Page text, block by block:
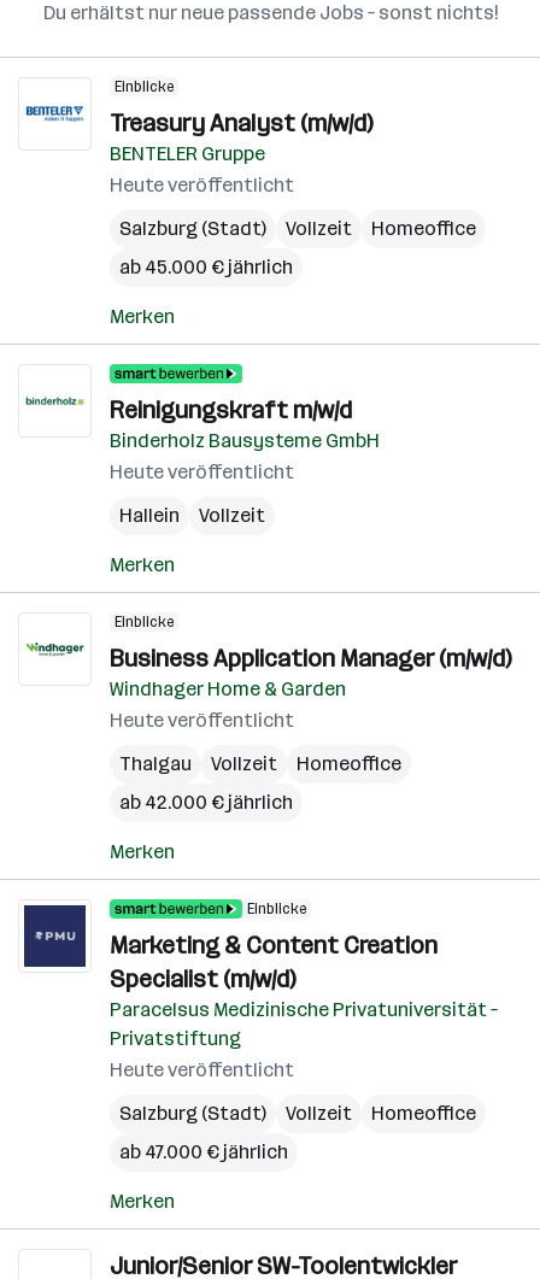
Du erhältst nur neue passende Jobs – sonst nichts!
Einblicke
Treasury Analyst (m/w/d)
BENTELER Gruppe
Heute veröffentlicht
Salzburg (Stadt)
Vollzeit
Homeoffice
ab 45.000 € jährlich
Merken
Reinigungskraft m/w/d
Binderholz Bausysteme GmbH
Heute veröffentlicht
Hallein
Vollzeit
Merken
Einblicke
Business Application Manager (m/w/d)
Windhager Home & Garden
Heute veröffentlicht
Thalgau
Vollzeit
Homeoffice
ab 42.000 € jährlich
Merken
Einblicke
Marketing & Content Creation
Specialist (m/w/d)
Paracelsus Medizinische Privatuniversität –
Privatstiftung
Heute veröffentlicht
Salzburg (Stadt)
Vollzeit
Homeoffice
ab 47.000 € jährlich
Merken
Junior/Senior SW-Toolentwickler